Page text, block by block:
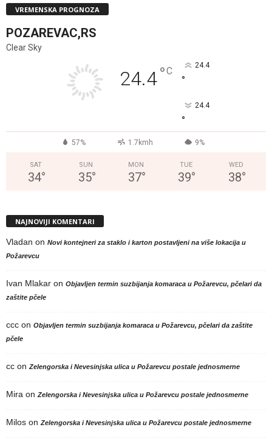
VREMENSKA PROGNOZA
POZAREVAC,RS
Clear Sky
24.4°C 24.4
°
24.4
°
57% 1.7kmh 9%
SAT
34°
SUN
35°
MON
37°
TUE
39°
WED
38°
NAJNOVIJI KOMENTARI
Vladan on Novi kontejneri za staklo i karton postavljeni na više lokacija u
Požarevcu
Ivan Mlakar on Objavljen termin suzbijanja komaraca u Požarevcu, pčelari da
zaštite pčele
ccc on Objavljen termin suzbijanja komaraca u Požarevcu, pčelari da zaštite
pčele
cc on Zelengorska i Nevesinjska ulica u Požarevcu postale jednosmerne
Mira on Zelengorska i Nevesinjska ulica u Požarevcu postale jednosmerne
Milos on Zelengorska i Nevesinjska ulica u Požarevcu postale jednosmerne